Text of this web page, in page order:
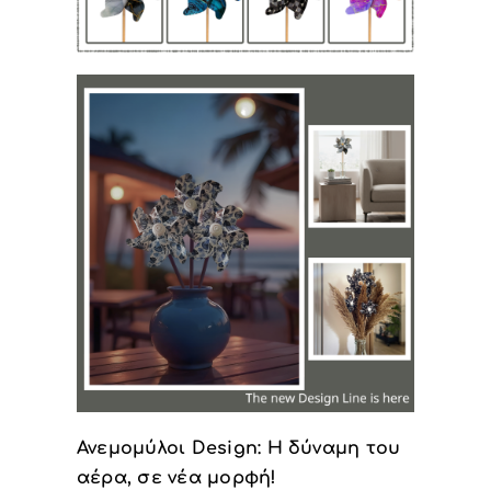
ΕΠΙΚΟΙΝΩΝΙΑ
Ανεμομύλοι Design: Η δύναμη του
αέρα, σε νέα μορφή!